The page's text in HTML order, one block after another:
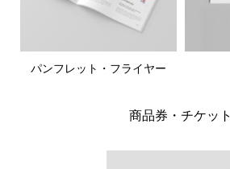
パンフレット・フライヤー
商品券・チケット